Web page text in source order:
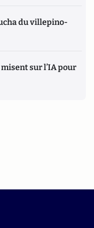
du villepino-
sur l’IA pour